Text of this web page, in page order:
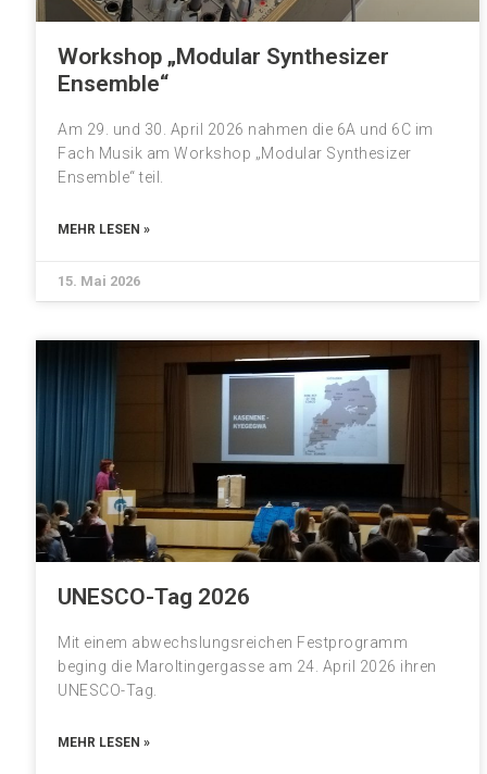
Workshop „Modular Synthesizer
Ensemble“
Am 29. und 30. April 2026 nahmen die 6A und 6C im
Fach Musik am Workshop „Modular Synthesizer
Ensemble“ teil.
MEHR LESEN »
15. Mai 2026
UNESCO-Tag 2026
Mit einem abwechslungsreichen Festprogramm
beging die Maroltingergasse am 24. April 2026 ihren
UNESCO-Tag.
MEHR LESEN »